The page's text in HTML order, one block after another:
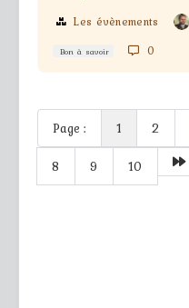
Les évènements
Bon à savoir 0
Page : 1 2
8 9 10